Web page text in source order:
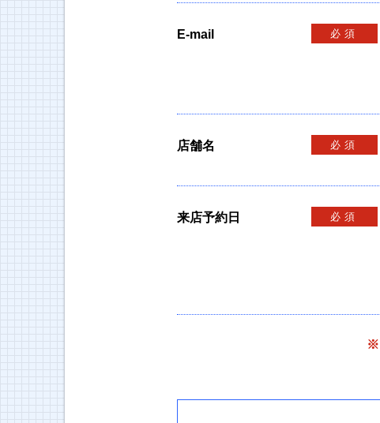
E-mail 必須
店舗名 必須
来店予約日 必須
※